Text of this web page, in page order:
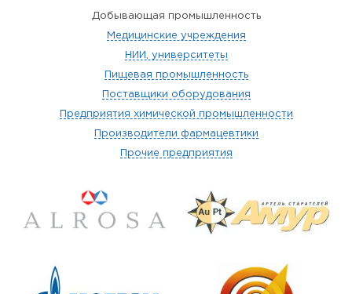
Добывающая промышленность
Медицинские учреждения
НИИ, университеты
Пищевая промышленность
Поставщики оборудования
Предприятия химической промышленности
Производители фармацевтики
Прочие предприятия